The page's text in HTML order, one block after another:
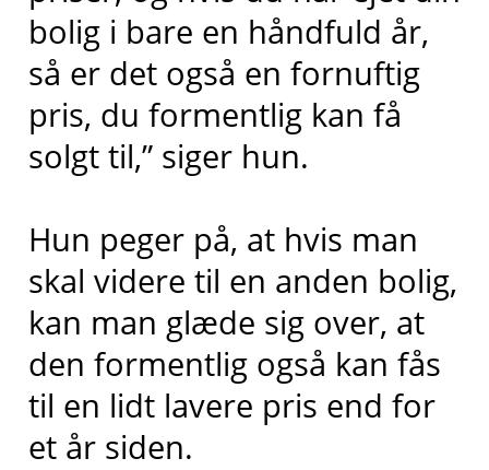
bolig i bare en håndfuld år,
så er det også en fornuftig
pris, du formentlig kan få
solgt til,” siger hun.
Hun peger på, at hvis man
skal videre til en anden bolig,
kan man glæde sig over, at
den formentlig også kan fås
til en lidt lavere pris end for
et år siden.